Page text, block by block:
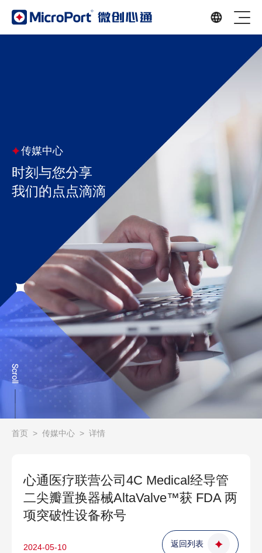
传媒中心
时刻与您分享
我们的点点滴滴
首页 > 传媒中心 > 详情
心通医疗联营公司4C Medical经导管
二尖瓣置换器械AltaValve™获 FDA 两
项突破性设备称号
2024-05-10 返回列表